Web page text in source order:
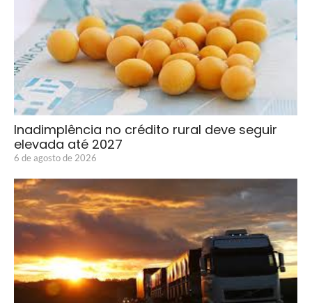
Inadimplência no crédito rural deve seguir
elevada até 2027
6 de agosto de 2026